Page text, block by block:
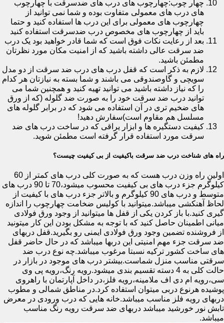
چهار چوب:چهارچوب های درب های ضدسرقت با چهارچوب
های درب های معمولی متفاوت بوده و شما نمی توانید از
چهارچوب های معمولی برای این درب ها استفاده کنید و حتما
باید از چهارچوب های مخصوص درب ضدسرقت استفاده کنید
بعد از رعایت نکات فوق است که شما قادر خواهید بود یک درب
ضد سرقت عالی داشته باشید که از امنیت مکان مورد نظرتان
مطمئن باشید.
لازم به ذکر است که قفل درب های درب ضد سرقت از دو مدل
سویچی و گاوصندوقی می باشند و شما بسته به نیازتان هر کدام
را که نیاز داشته باشید می توانید تهیه کنید و همچنین شما می
توانید درب ضد سرقت خود را به صورت ضد گلوله (که از ورق
های ضخیم تری در آن استفاده می شود که در برابر گلوله های
مسلسل هم مقاوم است)سفارش دهید!
کیفیت دستگیره ها و ابزار یراقی که در ساخت درب های ضد
سرقت مورد استفاده قرار گرفته است مطمئن شوید.
راه های شناخت درب ضد سرقت باکیفیت از بی کیفیت چیست؟
اولین راه وزن درب هست که به صورت کلی درب های کمتر از 60
کیلوگرم جزء درب های بی کیفیت محسوب میشود،70 تا 90 درب های
متوسط و درب های 90 کیلوگرم و بالاتر جزء درب های با کیفیت از
لحاظ آهنکشی میباشد.میتوانید با کولیس ضخامت چهارچوب را اندازه
گیری کنید.با باز کردن یکی از قفل ها میتوانید از وجود ورق فولادی
میانی اطمینان حاصل کنید که با توجه به مشکل بودن این کار میتونید
از فروشنده تضمین وجود ورق فولادی ایمنی رو بگیرید.قفل دربهای
ضد سرقت جزء مهم امنیتی این دربها میباشد که در حال حاضر قفل
های ساخت کشور ترکیه نسبتا مرغوب میباشد.چه نوع درب ضد
سرقتی مناسب منزل شماست.بیشتر درب های موجود در بازار در
حالت کلی به 4 دسته تقسیم بندی میشود.رویه رنگ،رویه پی وی
سی،رویه ام دی اف ملامینه،رویه فلز،در داخل آپارتمان با راهروی
پوشیده هرنوع دربی میتوان استفاده کرد.در مناطق شمالی و مطوب
دربهای رویه فلز مناسب میباشد.خانه هایی که درب ورودی در معرض
تابش نور خورشید میباشد دربهای ضد سرقت رویه رنگ مناسب
میباشد.